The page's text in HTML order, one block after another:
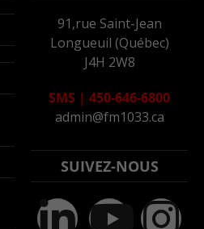
91,rue Saint-Jean
Longueuil (Québec)
J4H 2W8
SMS | 450-646-6800
admin@fm1033.ca
SUIVEZ-NOUS